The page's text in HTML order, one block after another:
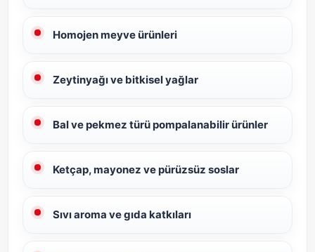
Homojen meyve ürünleri
Zeytinyağı ve bitkisel yağlar
Bal ve pekmez türü pompalanabilir ürünler
Ketçap, mayonez ve pürüzsüz soslar
Sıvı aroma ve gıda katkıları